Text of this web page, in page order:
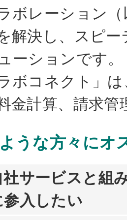
ボレーション
解決し、スピ
ーションです。
ラボコネクト」
金計算、請求
うな方々にオ
社サービスと組
参入したい